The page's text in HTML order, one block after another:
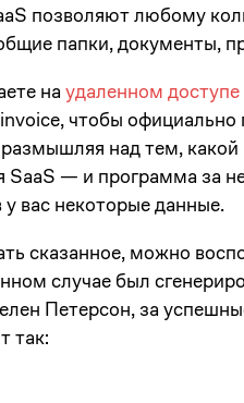
позволяют любому
папки, документы,
на удаленном доступе
чтобы
размышляя над тем,
SaaS — и программа за
вас некоторые данные.
сказанное, можно
случае был
Петерсон, за
так: